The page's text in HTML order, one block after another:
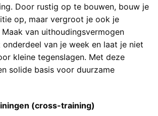
Door rustig op te bouwen, bouw je
op, maar vergroot je ook je
van uithoudingsvermogen
van je week en laat je niet
kleine tegenslagen. Met deze
solide basis voor duurzame
(cross-training)